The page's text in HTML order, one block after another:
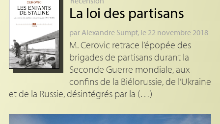
La loi des partisans
par Alexandre Sumpf, le 22 novembre 2018
M. Cerovic retrace l’épopée des
brigades de partisans durant la
Seconde Guerre mondiale, aux
confins de la Biélorussie, de l’Ukraine
et de la Russie, désintégrés par la (…)